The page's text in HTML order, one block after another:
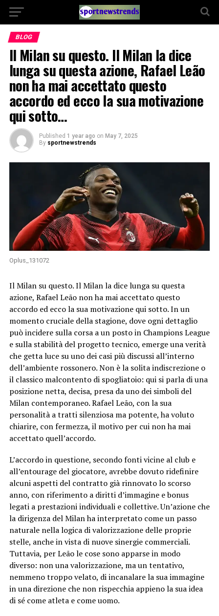
BLOG
Il Milan su questo. Il Milan la dice
lunga su questa azione, Rafael Leão
non ha mai accettato questo
accordo ed ecco la sua motivazione
qui sotto…
Published 1 year ago on May 7, 2025
By sportnewstrends
Oplus_131072
Il Milan su questo. Il Milan la dice lunga su questa
azione, Rafael Leão non ha mai accettato questo
accordo ed ecco la sua motivazione qui sotto. In un
momento cruciale della stagione, dove ogni dettaglio
può incidere sulla corsa a un posto in Champions League
e sulla stabilità del progetto tecnico, emerge una verità
che getta luce su uno dei casi più discussi all’interno
dell’ambiente rossonero. Non è la solita indiscrezione o
il classico malcontento di spogliatoio: qui si parla di una
posizione netta, decisa, presa da uno dei simboli del
Milan contemporaneo. Rafael Leão, con la sua
personalità a tratti silenziosa ma potente, ha voluto
chiarire, con fermezza, il motivo per cui non ha mai
accettato quell’accordo.
L’accordo in questione, secondo fonti vicine al club e
all’entourage del giocatore, avrebbe dovuto ridefinire
alcuni aspetti del contratto già rinnovato lo scorso
anno, con riferimento a diritti d’immagine e bonus
legati a prestazioni individuali e collettive. Un’azione che
la dirigenza del Milan ha interpretato come un passo
naturale nella logica di valorizzazione delle proprie
stelle, anche in vista di nuove sinergie commerciali.
Tuttavia, per Leão le cose sono apparse in modo
diverso: non una valorizzazione, ma un tentativo,
nemmeno troppo velato, di incanalare la sua immagine
in una direzione che non rispecchia appieno la sua idea
di sé come atleta e come uomo.